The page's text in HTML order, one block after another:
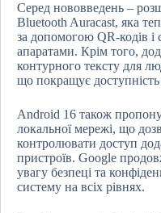
Серед нововведень –
Bluetooth Auracast, яка
за допомогою QR-кодів і
апаратами. Крім того,
контурного тексту для
що покращує
Android 16 також
локальної мережі, що
контролювати доступ
пристроїв. Google
увагу безпеці та
систему на всіх рівнях.